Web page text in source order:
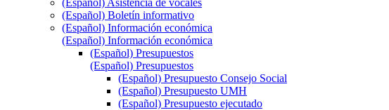
(Español) Boletín informativo
(Español) Información económica
(Español) Información económica
(Español) Presupuestos
(Español) Presupuestos
(Español) Presupuesto Consejo Social
(Español) Presupuesto UMH
(Español) Presupuesto ejecutado